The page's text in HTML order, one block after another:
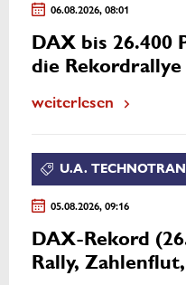
06.08.2026, 08:01
DAX bis 26.400
die Rekordrallye
weiterlesen
U.A.
05.08.2026, 09:16
DAX-Rekord
Rally,